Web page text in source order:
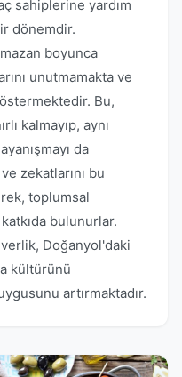
sahiplerine yardım
dönemdir.
boyunca
unutmamakta ve
Bu,
kalmayıp, aynı
da
zekatlarını bu
toplumsal
bulunurlar.
Doğanyol'daki
kültürünü
artırmaktadır.